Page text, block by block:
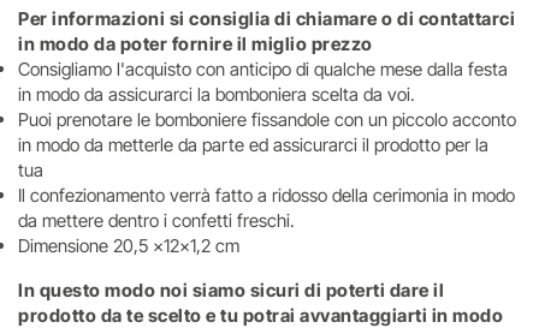
Per informazioni si consiglia di chiamare o di contattarci
in modo da poter fornire il miglio prezzo
Consigliamo l'acquisto con anticipo di qualche mese dalla festa
in modo da assicurarci la bomboniera scelta da voi.
Puoi prenotare le bomboniere fissandole con un piccolo acconto
in modo da metterle da parte ed assicurarci il prodotto per la
tua
Il confezionamento verrà fatto a ridosso della cerimonia in modo
da mettere dentro i confetti freschi.
Dimensione 20,5 x12x1,2 cm
In questo modo noi siamo sicuri di poterti dare il
prodotto da te scelto e tu potrai avvantaggiarti in modo